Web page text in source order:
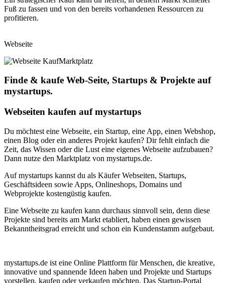
Fuß zu fassen und von den bereits vorhandenen Ressourcen zu
profitieren.
Webseite
Marktplatz
Finde & kaufe Web-Seite, Startups & Projekte auf
mystartups.
Webseiten kaufen auf mystartups
Du möchtest eine Webseite, ein Startup, eine App, einen Webshop,
einen Blog oder ein anderes Projekt kaufen? Dir fehlt einfach die
Zeit, das Wissen oder die Lust eine eigenes Webseite aufzubauen?
Dann nutze den Marktplatz von mystartups.de.
Auf mystartups kannst du als Käufer Webseiten, Startups,
Geschäftsideen sowie Apps, Onlineshops, Domains und
Webprojekte kostengüstig kaufen.
Eine Webseite zu kaufen kann durchaus sinnvoll sein, denn diese
Projekte sind bereits am Markt etabliert, haben einen gewissen
Bekanntheitsgrad erreicht und schon ein Kundenstamm aufgebaut.
mystartups.de ist eine Online Plattform für Menschen, die kreative,
innovative und spannende Ideen haben und Projekte und Startups
vorstellen, kaufen oder verkaufen möchten. Das Startup-Portal